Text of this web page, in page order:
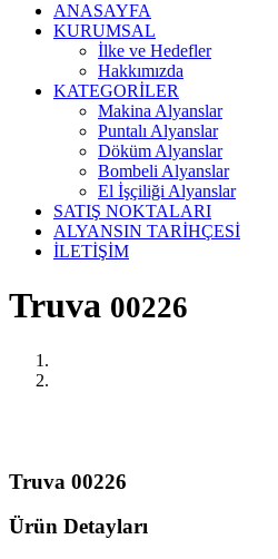
ANASAYFA
KURUMSAL
İlke ve Hedefler
Hakkımızda
KATEGORİLER
Makina Alyanslar
Puntalı Alyanslar
Döküm Alyanslar
Bombeli Alyanslar
El İşçiliği Alyanslar
SATIŞ NOKTALARI
ALYANSIN TARİHÇESİ
İLETİŞİM
Truva 00226
Truva 00226
Ürün Detayları